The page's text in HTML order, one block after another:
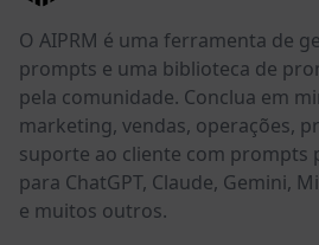
O AIPRM é uma ferramenta de
prompts e uma biblioteca de
pela comunidade. Conclua em
marketing, vendas, operações,
suporte ao cliente com prompts
para ChatGPT, Claude, Gemini,
e muitos outros.